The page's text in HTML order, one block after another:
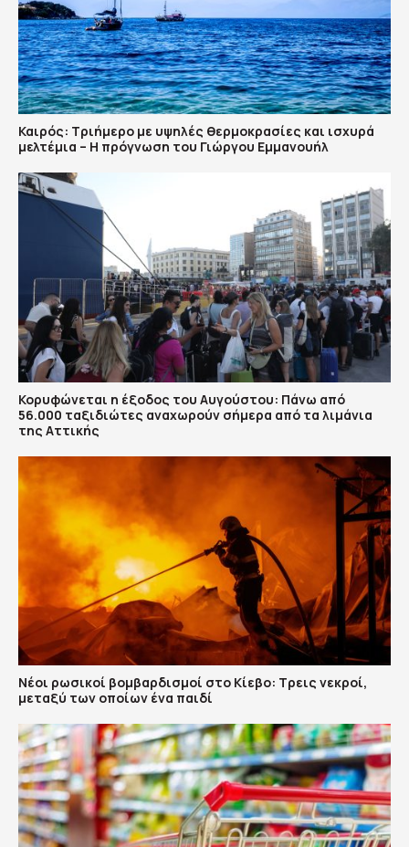
Καιρός: Τριήμερο με υψηλές θερμοκρασίες και ισχυρά
μελτέμια – Η πρόγνωση του Γιώργου Εμμανουήλ
Κορυφώνεται η έξοδος του Αυγούστου: Πάνω από
56.000 ταξιδιώτες αναχωρούν σήμερα από τα λιμάνια
της Αττικής
Νέοι ρωσικοί βομβαρδισμοί στο Κίεβο: Τρεις νεκροί,
μεταξύ των οποίων ένα παιδί